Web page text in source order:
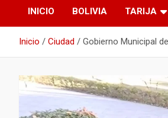
INICIO BOLIVIA TARIJA
Inicio Ciudad Gobierno Municipal